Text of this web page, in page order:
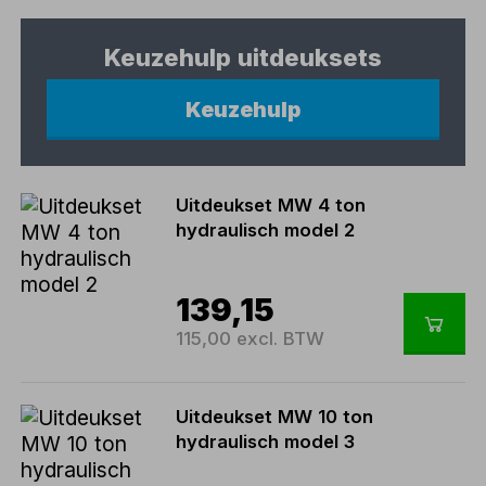
Keuzehulp uitdeuksets
Keuzehulp
Uitdeukset MW 4 ton
hydraulisch model 2
139,15
115,00 excl. BTW
Uitdeukset MW 10 ton
hydraulisch model 3